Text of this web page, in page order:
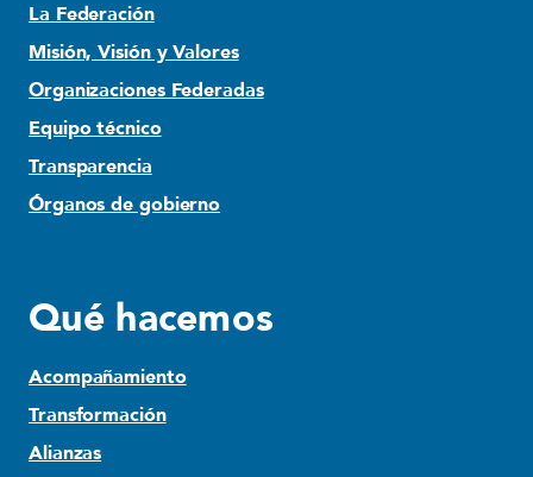
La Federación
Misión, Visión y Valores
Organizaciones Federadas
Equipo técnico
Transparencia
Órganos de gobierno
Qué hacemos
Acompañamiento
Transformación
Alianzas